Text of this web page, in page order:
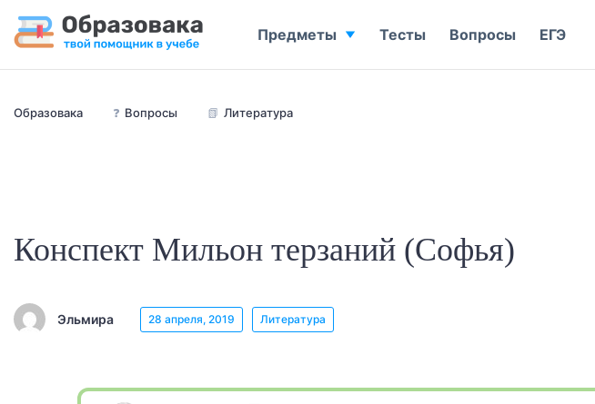
Образовака ❓ Вопросы 📗 Литература
Конспект Мильон терзаний (Софья)
Эльмира 28 апреля, 2019 Литература
Предметы Тесты Вопросы ЕГЭ